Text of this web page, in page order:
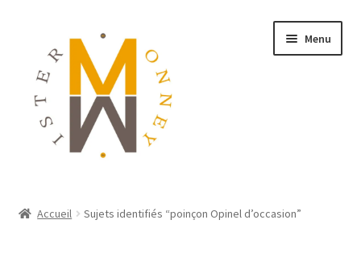
Menu
Accueil Sujets identifiés “poinçon Opinel d’occasion”